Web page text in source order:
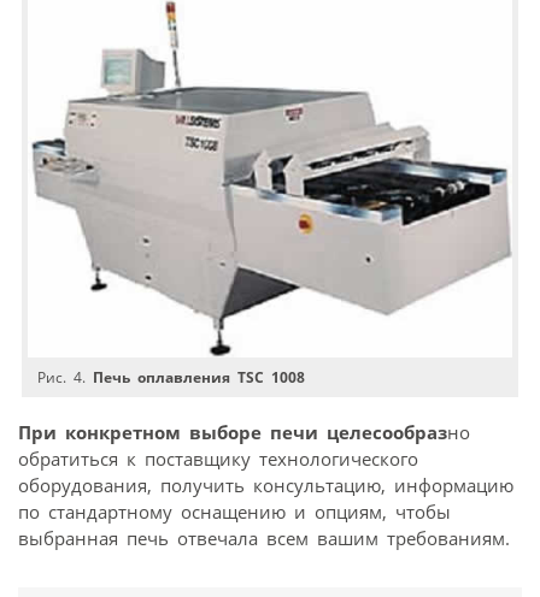
Рис. 4. Печь оплавления TSC 1008
При конкретном выборе печи целесообразно
обратиться к поставщику технологического
оборудования, получить консультацию, информацию
по стандартному оснащению и опциям, чтобы
выбранная печь отвечала всем вашим требованиям.